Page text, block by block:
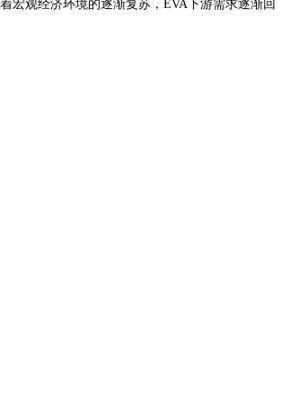
宏观经济环境的逐渐复苏，EVA下游需求逐渐回